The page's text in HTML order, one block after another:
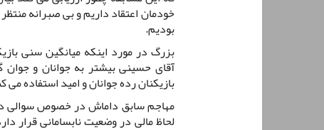
خودمان اعتقاد داریم و بی صبرانه
بودیم‌.
بزرگ در مورد اینکه میانگین سنی
آقای حسینی بیشتر به جوانان و جوان
بازیکنان رده جوانان و امید استفاده می
مهاجم سابق داماش در خصوص سوالی
لحاظ مالی در وضعیت نابسامانی قرار